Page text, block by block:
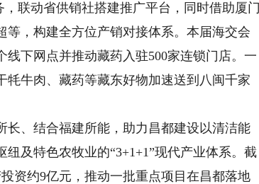
联动省供销社搭建推广平台，同时借助厦门
，构建全方位产销对接体系。本届海交会
下网点并推动藏药入驻500家连锁门店。一
牛肉、藏药等藏东好物加速送到八闽千家
、结合福建所能，助力昌都建设以清洁能
及特色农牧业的“3+1+1”现代产业体系。截
资约9亿元，推动一批重点项目在昌都落地